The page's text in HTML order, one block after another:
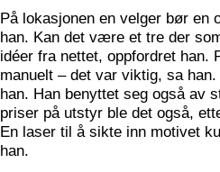
På lokasjonen en velger bør en
han. Kan det være et tre der
idéer fra nettet, oppfordret han.
manuelt – det var viktig, sa
han. Han benyttet seg også av
priser på utstyr ble det også,
En laser til å sikte inn motivet
han.